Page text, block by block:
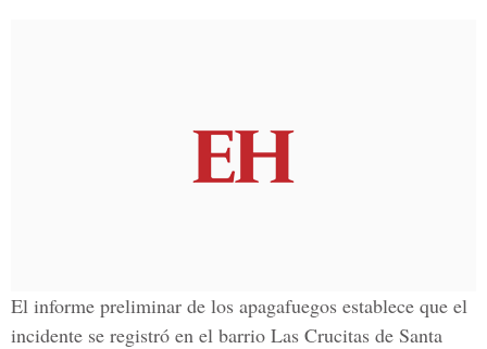
El informe preliminar de los apagafuegos establece que el
incidente se registró en el barrio Las Crucitas de Santa